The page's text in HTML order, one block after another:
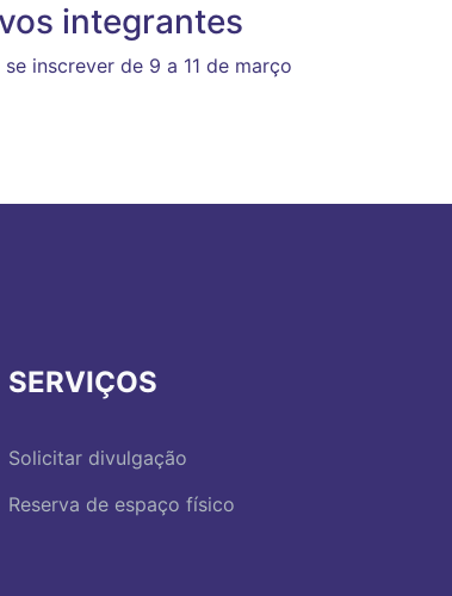
integrantes
inscrever de 9 a 11 de março
SERVIÇOS
Solicitar divulgação
Reserva de espaço físico